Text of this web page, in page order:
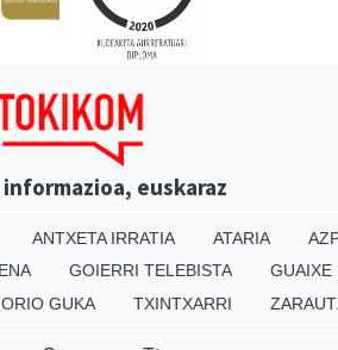
euskaraz
ANTXETA IRRATIA ATARIA
GOIERRI TELEBISTA GUAIXE
ORIO GUKA TXINTXARRI